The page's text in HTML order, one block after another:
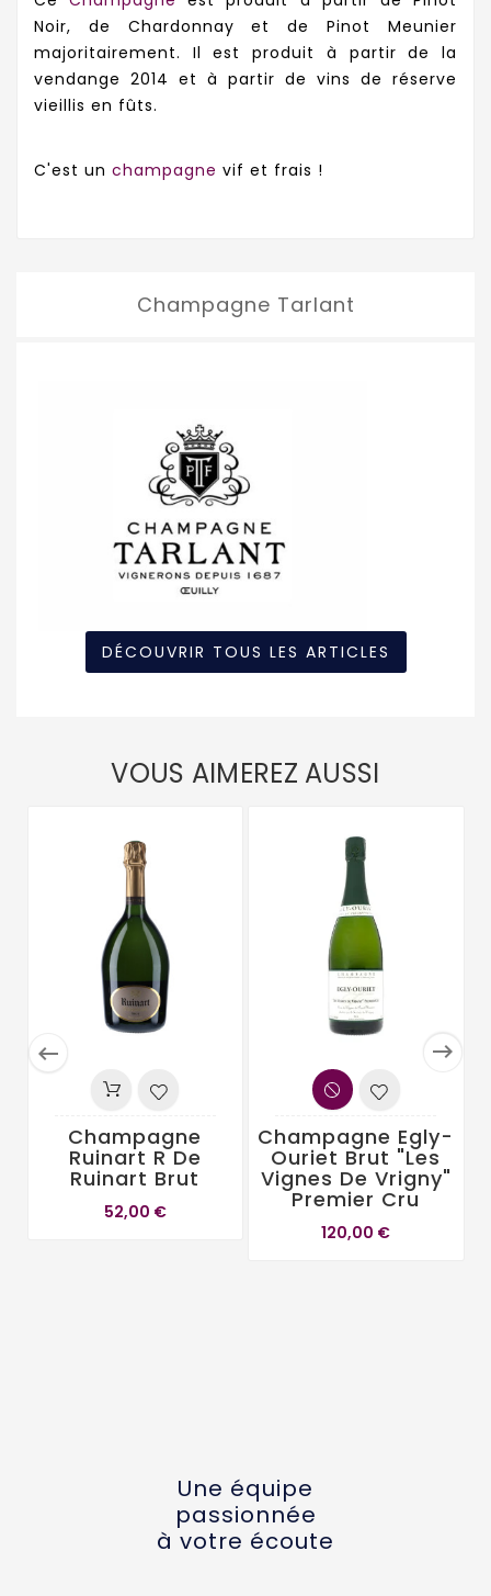
Noir, de Chardonnay et de Pinot Meunier
majoritairement. Il est produit à partir de la
vendange 2014 et à partir de vins de réserve
vieillis en fûts.
C'est un champagne vif et frais !
Champagne Tarlant
DÉCOUVRIR TOUS LES ARTICLES
VOUS AIMEREZ AUSSI
 
Champagne
Ruinart R De
Ruinart Brut
52,00 €
Champagne Egly-
Ouriet Brut "Les
Vignes De Vrigny"
Premier Cru
120,00 €
Une équipe
passionnée
à votre écoute